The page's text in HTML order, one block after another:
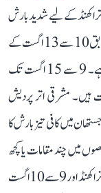
کے لیے شدید بارش
کی وارننگ جاری کی ہے۔ ہندوستانی محکمہ موسمیات کے مطابق 10 سے 13 اگست کے
درمیان جموں و کشمیر اور لداخ میں شدید بارش ہو سکتی ہے۔ 9 سے 15 اگست تک
ہیں۔ مشرقی اتر پردیش
راجستھان میں کافی تیز بارش کا
میں چند مقامات یا کچھ
جگہوں پر بارش کا امکان ہے۔ 9 سے 15 اگست کے دوران اتراکھنڈ اور 9 سے 10 اگست